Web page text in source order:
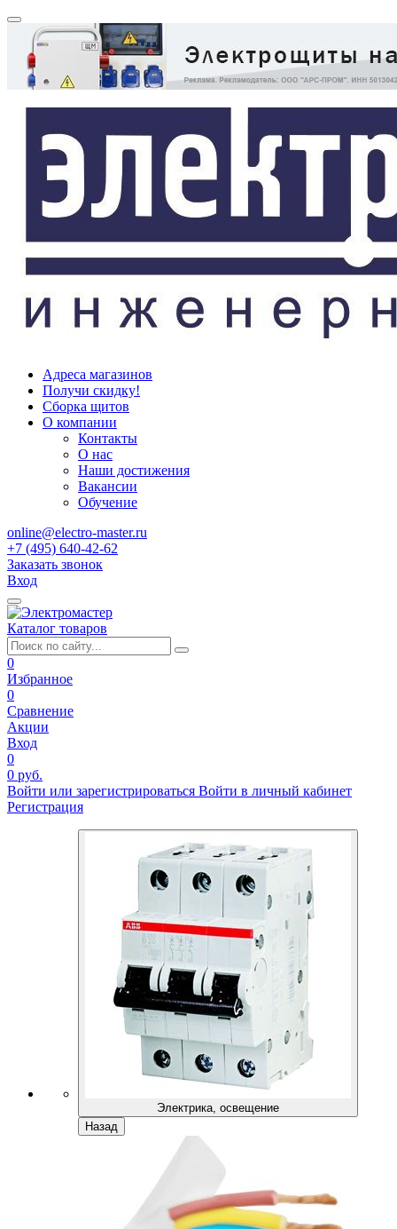
Адреса магазинов
Получи скидку!
Сборка щитов
О компании
Контакты
О нас
Наши достижения
Вакансии
Обучение
online@electro-master.ru
+7 (495) 640-42-62
Заказать звонок
Вход
Каталог товаров
0
Избранное
0
Сравнение
Акции
Вход
0
0 руб.
Войти или зарегистрироваться Войти в личный кабинет
Регистрация
Электрика, освещение
Назад